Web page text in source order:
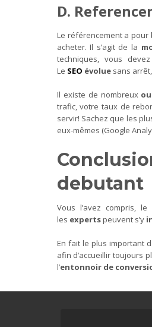
D.
Le référencement a pour
acheter. Il s’agit de la
techniques, vous devez
Le SEO évolue sans
Il existe de nombreux
trafic, votre taux de
servir! Sachez que les
eux-mêmes (Google
debutant
Vous l’avez compris,
les expertspeuvent s’y
En fait le plus important
afin d’accueillir toujours
l’entonnoir de